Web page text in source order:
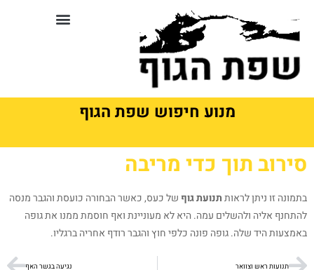
מנוע חיפוש שפת הגוף
סירוב תוך כדי מריבה
בתמונה זו ניתן לראותתנועת גוף של כעס, כאשר הבחורה כועסת והגבר מנסה
להתחנף אליה ולהשלים עמה. היא לא מעוניינת ואף חוסמת ממנו את גופה
באמצעות היד שלה. גופה פונה כלפי חוץ והגבר רודף אחריה ברגליו.
תנועות ראש וצוואר נגיעה בגשר האף